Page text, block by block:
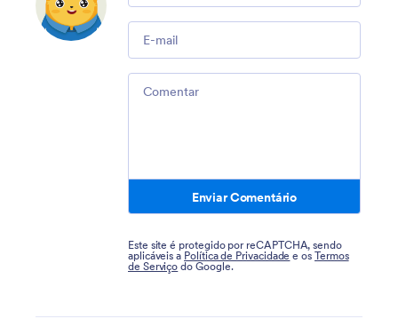
Enviar Comentário
Este site é protegido por reCAPTCHA, sendo
aplicáveis a Política de Privacidade e osTermos
de Serviço do Google.